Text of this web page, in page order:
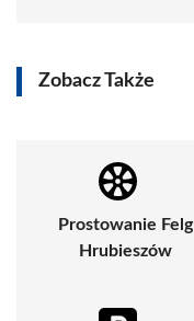
Zobacz Także
Prostowanie Felg
Hrubieszów